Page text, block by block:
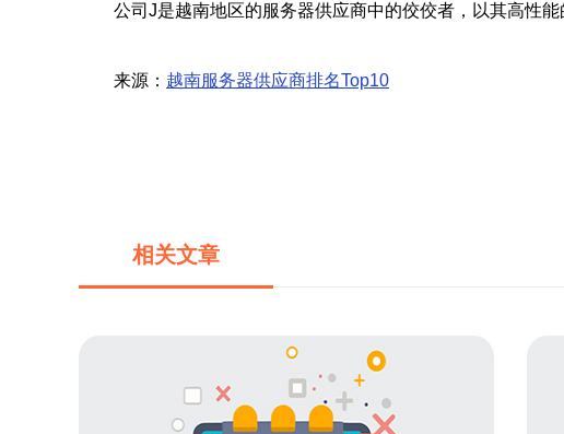
公司J是越南地区的服务器供应商中的佼佼者，以其高性
来源： 越南服务器供应商排名Top10
相关文章